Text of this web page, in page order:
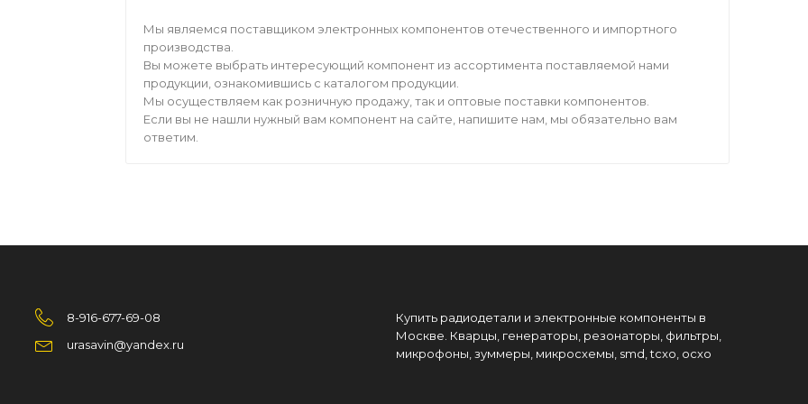
Мы являемся поставщиком электронных компонентов отечественного и импортного
производства.
Вы можете выбрать интересующий компонент из ассортимента поставляемой нами
продукции, ознакомившись с каталогом продукции.
Мы осуществляем как розничную продажу, так и оптовые поставки компонентов.
Если вы не нашли нужный вам компонент на сайте, напишите нам, мы обязательно вам
ответим.
8-916-677-69-08
urasavin@yandex.ru
Купить радиодетали и электронные компоненты в
Москве. Кварцы, генераторы, резонаторы, фильтры,
микрофоны, зуммеры, микросхемы, smd, tcxo, ocxo